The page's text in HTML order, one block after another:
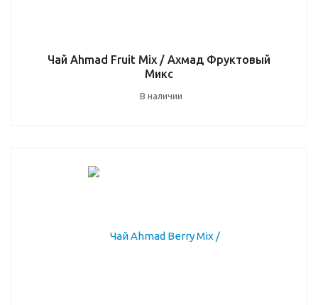
Чай Ahmad Fruit Mix / Ахмад Фруктовый
Микс
В наличии